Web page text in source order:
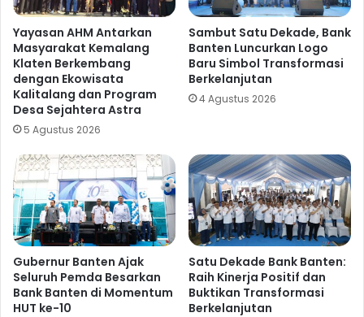
Yayasan AHM Antarkan
Masyarakat Kemalang
Klaten Berkembang
dengan Ekowisata
Kalitalang dan Program
Desa Sejahtera Astra
5 Agustus 2026
Sambut Satu Dekade, Bank
Banten Luncurkan Logo
Baru Simbol Transformasi
Berkelanjutan
4 Agustus 2026
Gubernur Banten Ajak
Seluruh Pemda Besarkan
Bank Banten di Momentum
HUT ke-10
Satu Dekade Bank Banten:
Raih Kinerja Positif dan
Buktikan Transformasi
Berkelanjutan